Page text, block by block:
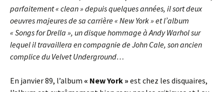
parfaitement « clean » depuis quelques années, il sort deux
oeuvres majeures de sa carrière « New York » et l’album
« Songs for Drella », un disque hommage à Andy Warhol sur
lequel il travaillera en compagnie de John Cale, son ancien
complice du Velvet Underground…
En janvier 89, l’album « New York » est chez les disquaires,